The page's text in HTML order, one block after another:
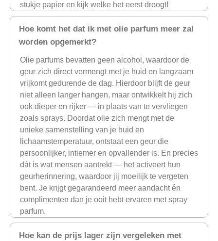
stukje papier en kijk welke het eerst droogt!
Hoe komt het dat ik met olie parfum meer zal
worden opgemerkt?
Olie parfums bevatten geen alcohol, waardoor de
geur zich direct vermengt met je huid en langzaam
vrijkomt gedurende de dag. Hierdoor blijft de geur
niet alleen langer hangen, maar ontwikkelt hij zich
ook dieper en rijker — in plaats van te vervliegen
zoals sprays. Doordat olie zich mengt met de
unieke samenstelling van je huid en
lichaamstemperatuur, ontstaat een geur die
persoonlijker, intiemer en opvallender is. En precies
dát is wat mensen aantrekt — het activeert hun
geurherinnering, waardoor jij moeilijk te vergeten
bent. Je krijgt gegarandeerd meer aandacht én
complimenten dan je ooit hebt ervaren met spray
parfum.
Hoe kan de prijs lager zijn vergeleken met